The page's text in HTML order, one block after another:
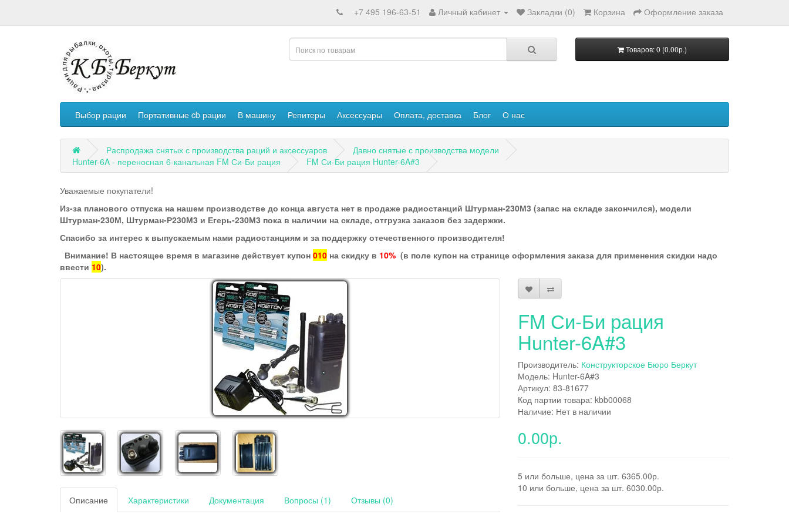
+7 495 196-63-51 Личный кабинет Закладки (0) Корзина Оформление заказа
Товаров: 0 (0.00р.)
Выбор рации Портативные cb рации В машину Репитеры Аксессуары Оплата, доставка Блог О нас
Распродажа снятых с производства раций и аксессуаров
Давно снятые с производства модели
Hunter-6A - переносная 6-канальная FM Си-Би рация
FM Си-Би рация Hunter-6A#3
Уважаемые покупатели!
Из-за планового отпуска на нашем производстве до конца августа нет в продаже радиостанций Штурман-230М3 (запас на складе закончился), модели
Штурман-230М, Штурман-Р230М3 и Егерь-230М3 пока в наличии на складе, отгрузка заказов без задержки.
Спасибо за интерес к выпускаемым нами радиостанциям и за поддержку отечественного производителя!
Внимание! В настоящее время в магазине действует купон 010 на скидку в 10% (в поле купон на странице оформления заказа для применения скидки надо
ввести 10).
Описание Характеристики Документация Вопросы (1) Отзывы (0)
FM Си-Би рация
Hunter-6A#3
Производитель: Конструкторское Бюро Беркут
Модель: Hunter-6A#3
Артикул: 83-81677
Код партии товара: kbb00068
Наличие: Нет в наличии
0.00р.
5 или больше, цена за шт. 6365.00р.
10 или больше, цена за шт. 6030.00р.